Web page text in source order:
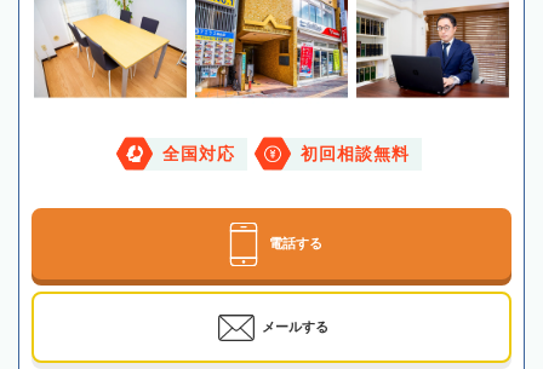
全国対応 初回相談無料
電話する
メールする